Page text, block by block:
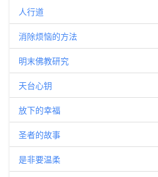
人行道
消除烦恼的方法
明末佛教研究
天台心钥
放下的幸福
圣者的故事
是非要温柔